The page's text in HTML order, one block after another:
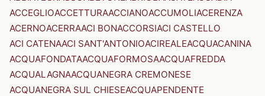
ACCEGLIOACCETTURAACCIANOACCUMOLIACERENZA
ACERNOACERRAACI BONACCORSIACI CASTELLO
ACI CATENAACI SANT'ANTONIOACIREALEACQUACANINA
ACQUAFONDATAACQUAFORMOSAACQUAFREDDA
ACQUALAGNAACQUANEGRA CREMONESE
ACQUANEGRA SUL CHIESEACQUAPENDENTE